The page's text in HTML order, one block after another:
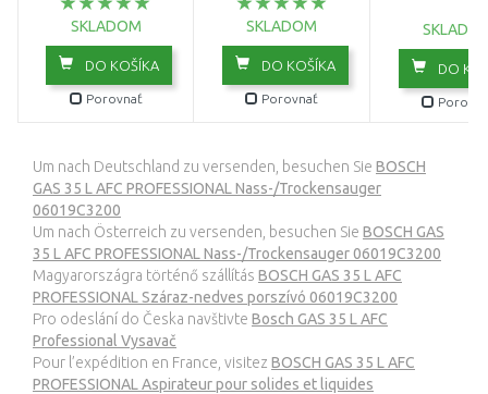
SKLADOM
DO KOŠÍKA
Porovnať
SKLADOM
DO KOŠÍKA
Porovnať
DO
Um nach Deutschland zu versenden, besuchen Sie BOSCH
GAS 35 L AFC PROFESSIONAL Nass-/Trockensauger
06019C3200
Um nach Österreich zu versenden, besuchen Sie BOSCH GAS
35 L AFC PROFESSIONAL Nass-/Trockensauger 06019C3200
Magyarországra történő szállítás BOSCH GAS 35 L AFC
PROFESSIONAL Száraz-nedves porszívó 06019C3200
Pro odeslání do Česka navštivte Bosch GAS 35 L AFC
Professional Vysavač
Pour l’expédition en France, visitez BOSCH GAS 35 L AFC
PROFESSIONAL Aspirateur pour solides et liquides